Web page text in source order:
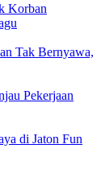
Korban
Tak Bernyawa,
Pekerjaan
di Jaton Fun